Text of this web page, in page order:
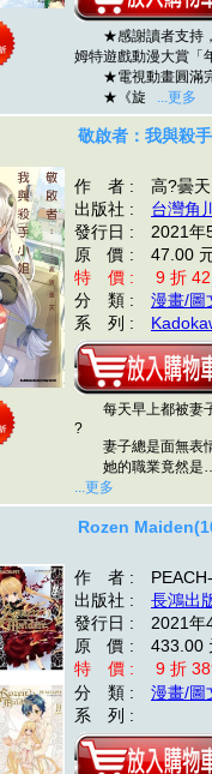
★感謝讀者支持，
姆特遊戲動漫大賞「
★電視動畫圓滿完
★《旋 ...更多
敬啟者：我與殺
作 者 : 高?曇天
出版社 : 台灣角
發行日 : 2021年
原 價 : 47.00
特 價 : 9 折
分 類 : 漫畫/圖
系 列 :
每天早上都被妻
?
妻子總是面無表
她的職業竟然是
...更多
Rozen
作 者 :
出版社 : 長鴻出
發行日 : 2021年
原 價 : 433.00
特 價 : 9 折
分 類 : 漫畫/圖
系 列 :